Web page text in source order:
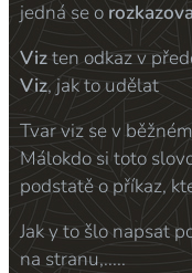
jedná se o
Vizten odkaz v
Viz, jak to udělat
Tvar viz se v
Málokdo si toto
podstatě o příkaz,
Jak y to šlo napsat
na stranu,.....